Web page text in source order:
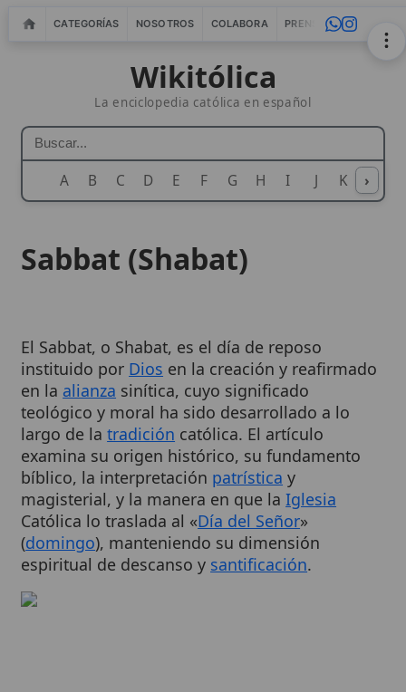
CATEGORÍAS NOSOTROS COLABORA PRENSA WEBMASTERS
Wikitólica
La enciclopedia católica en español
A B C D E F G H I J K L M
›
en laalianzasinítica, cuyo significado
teológico y moral ha sido desarrollado a lo
largo de latradicióncatólica. El artículo
examina su origen histórico, su fundamento
bíblico, la interpretaciónpatrísticay
magisterial, y la manera en que laIglesia
Católica lo traslada al «Día del Señor»
(domingo), manteniendo su dimensión
espiritual de descanso y
santificación.